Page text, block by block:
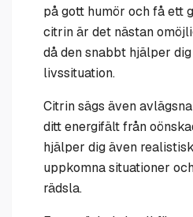
på gott humör och få ett
citrin är det nästan
då den snabbt hjälper
livssituation.
Citrin sägs även
ditt energifält från
hjälper dig även
uppkomna situationer
rädsla.